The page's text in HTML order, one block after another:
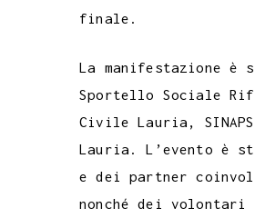
finale.
La manifestazione è
Sportello Sociale
Civile Lauria,
Lauria. L’evento è
e dei partner
nonché dei